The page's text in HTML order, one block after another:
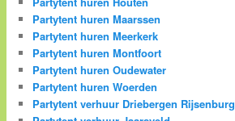
Partytent huren Maarssen
Partytent huren Meerkerk
Partytent huren Montfoort
Partytent huren Oudewater
Partytent huren Woerden
Partytent verhuur Driebergen Rijsenburg